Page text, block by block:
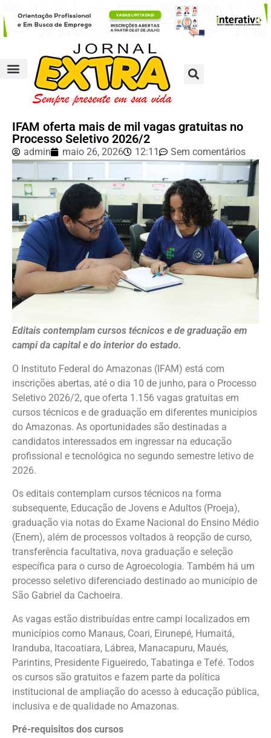
IFAM oferta mais de mil vagas gratuitas no
Processo Seletivo 2026/2
admin maio 26, 2026 12:11 Sem comentários
Editais contemplam cursos técnicos e de graduação em
campi da capital e do interior do estado.
O Instituto Federal do Amazonas (IFAM) está com
inscrições abertas, até o dia 10 de junho, para o Processo
Seletivo 2026/2, que oferta 1.156 vagas gratuitas em
cursos técnicos e de graduação em diferentes municípios
do Amazonas. As oportunidades são destinadas a
candidatos interessados em ingressar na educação
profissional e tecnológica no segundo semestre letivo de
2026.
Os editais contemplam cursos técnicos na forma
subsequente, Educação de Jovens e Adultos (Proeja),
graduação via notas do Exame Nacional do Ensino Médio
(Enem), além de processos voltados à reopção de curso,
transferência facultativa, nova graduação e seleção
específica para o curso de Agroecologia. Também há um
processo seletivo diferenciado destinado ao município de
São Gabriel da Cachoeira.
As vagas estão distribuídas entre campi localizados em
municípios como Manaus, Coari, Eirunepé, Humaitá,
Iranduba, Itacoatiara, Lábrea, Manacapuru, Maués,
Parintins, Presidente Figueiredo, Tabatinga e Tefé. Todos
os cursos são gratuitos e fazem parte da política
institucional de ampliação do acesso à educação pública,
inclusiva e de qualidade no Amazonas.
Pré-requisitos dos cursos